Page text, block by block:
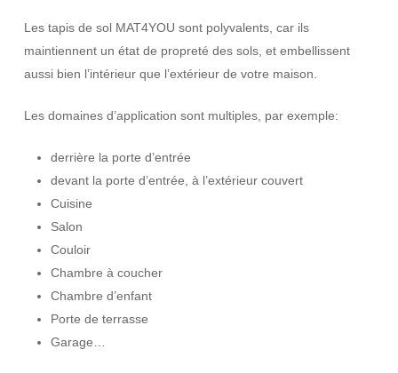
Les tapis de sol MAT4YOU sont polyvalents, car ils
maintiennent un état de propreté des sols, et embellissent
aussi bien l’intérieur que l’extérieur de votre maison.
Les domaines d’application sont multiples, par exemple:
derrière la porte d’entrée
devant la porte d’entrée, à l’extérieur couvert
Cuisine
Salon
Couloir
Chambre à coucher
Chambre d’enfant
Porte de terrasse
Garage…